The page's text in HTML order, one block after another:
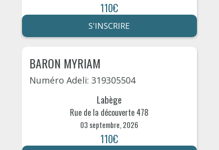
110€
S'INSCRIRE
BARON MYRIAM
Numéro Adeli: 319305504
Labège
Rue de la découverte 478
03 septembre, 2026
110€